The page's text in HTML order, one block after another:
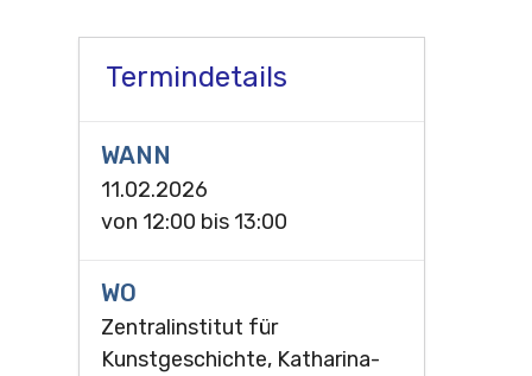
Termindetails
WANN
11.02.2026
von 12:00 bis 13:00
WO
Zentralinstitut für
Kunstgeschichte, Katharina-